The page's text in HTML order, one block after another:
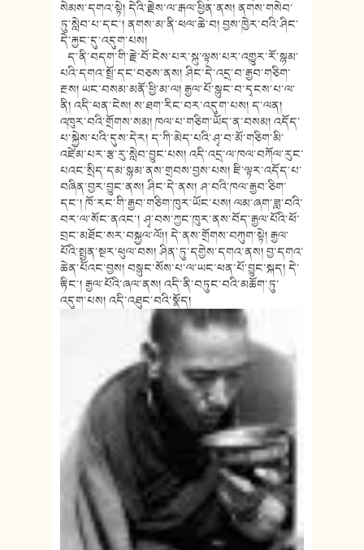
སེམས་དགའ་སྟེ། དེའི་རྗེས་ལ་རྒལ་ཕྱིན་ནས། ནགས་གསེབ་
ཏུ་སླེབ་པ་དང་། ནགས་མ་ནི་ཕལ་ཆེ་བ། བྱས་ཁྱེར་བའི་ཤིང་
དེ་རྐྱང་དུ་འདུག་པས།
ད་ནི་བདག་གི་རྗེ་བོ་ངེས་པར་སྐུ་ལྟས་པར་འགྱུར་རོ་སྙམ་
པའི་དགའ་སྤྲོ་དང་བཅས་ནས། ཤིང་དེ་འདྲ་བ་རྒྱབ་གཅིག་
རྔས། ཡང་བསམ་མནོ་ཕྱི་མ་ལ། རྒྱལ་པོ་སྙུང་བ་དྭངས་པ་ལ་
ནི། འདི་ཕན་ངེས། ས་ཐག་རིང་བར་འདུག་པས། ད་ལན།
འཁུར་བའི་གྲོགས་སམ། ཁལ་པ་གཅིག་ཡོད་ན་བསམ། འདོད་
པ་སྐྱེས་པའི་དུས་དེར། ད་ཀི་མེད་པའི་ཤྭ་བ་མོ་གཅིག་མི་
འཛེམ་པར་རྩ་རུ་སླེབ་བྱུང་པས། འདི་འདྲ་ལ་ཁལ་བཀོལ་རུང་
པའང་སྲིད་དམ་སྙམ་ནས་གྲབས་བྱས་པས། ཇི་ལྟར་འདོད་པ་
བཞིན་བྱར་བྱུང་ནས། ཤིང་དེ་ནས། ཤ་བའི་ཁལ་རྒྱབ་ཅིག་
དང་། ཁོ་རང་གི་རྒྱབ་གཅིག་ཁུར་ཡོང་པས། ལམ་ཞག་ཟླ་བའི་
བར་ལ་སོང་ནའང་། ཤྭ་བས་ཀྱང་ཁུར་ནས་བོད་རྒྱལ་པོའི་ཕོ་
བྲང་མཐོང་སར་བསྐྱལ་ལོ།། དེ་ནས་གྲོགས་བཀུག་སྟེ། རྒྱལ་
པོའི་སྤྱན་སྔར་ཕུལ་བས། ཤིན་ཏུ་དགྱེས་དགའ་ནས། བྱ་དགའ་
ཆེན་པོའང་བྱས། བསྙུང་སོས་པ་ལ་ཡང་ཕན་པོ་བྱུང་སྐད། དེ་
རྟིང་། རྒྱལ་པོའི་ཞལ་ནས། འདི་ནི་བཏུང་བའི་མཆོག་ཏུ་
འདུག་པས། འདི་འཐུང་བའི་སྣོད།